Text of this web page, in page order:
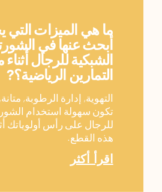
ما هي الميزات
أبحث عنها في
الشبكية للرجال
التمارين الرياضية؟?
التهوية, إدارة الرطوبة,
تكون سهولة استخدام
للرجال على رأس أولوياتك
هذه القطع.
اقرأ أكثر